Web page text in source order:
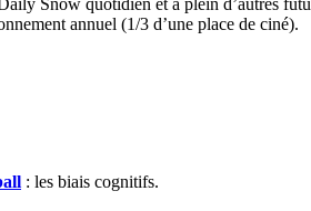
Snow quotidien et à plein d’autres
annuel (1/3 d’une place de ciné).
: les biais cognitifs.